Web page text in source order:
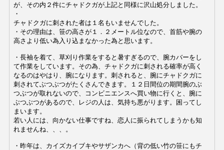
が、その内２件にチャドクガが上記と同様に沢山処分しました。
・
チャドクガに刺された者は１名もいませんでした。
・その理由は、笹の高さが１．２メートル位なので、首筋や腕の
高さより低い為入り込まなかった為と思います。
・長袖を着て、草刈り作業をすると暑すぎるので、腕カバーをし
て作業をしています。その為、 チャドクガに刺される確率が高く
なるのはやはり、腕になります。刺されると、腕にチャドクガに
刺されてぶつぶつがたくさんできます。１２日間位の期間腕のぶ
つぶつが取れないので、コンビニエンスへ買い物に行くと、腕に
ぶつぶつがあるので、レジの人は、気持ち悪がります。困ってし
まいます。
若い人には、向かない仕事ですね、恋人に振られてしまうかも知
れませんね、、、。
・ 昨年は、カイズカイブキやサザンカへ（背の低い竹の笹にもチ